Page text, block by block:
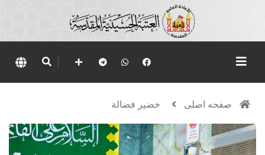
صفحه اصلی خضير فضالة